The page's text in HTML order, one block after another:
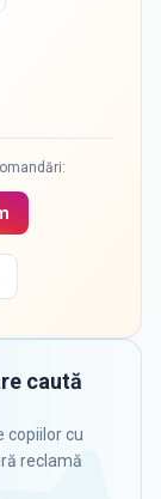
caută
copiilor cu
reclamă